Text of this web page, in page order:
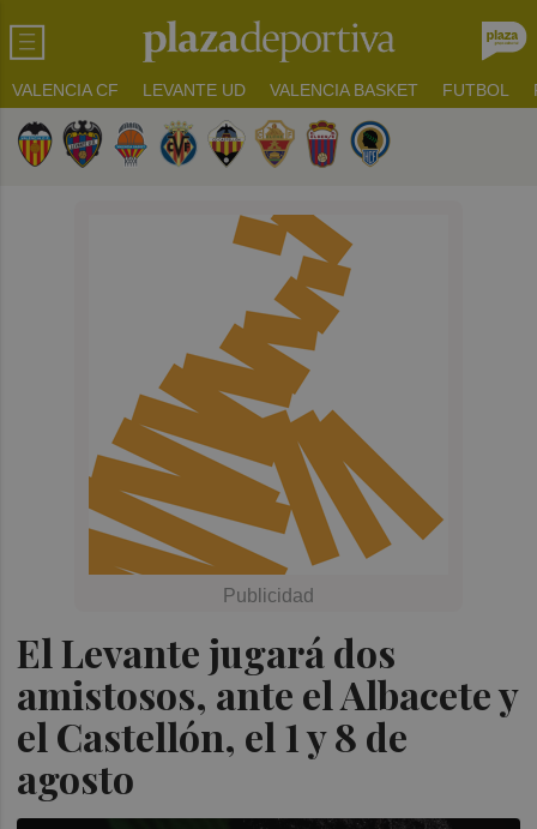
VALENCIA CF LEVANTE UD VALENCIA BASKET FUTBOL
El Levante jugará dos
amistosos, ante el Albacete y
el Castellón, el 1 y 8 de
agosto